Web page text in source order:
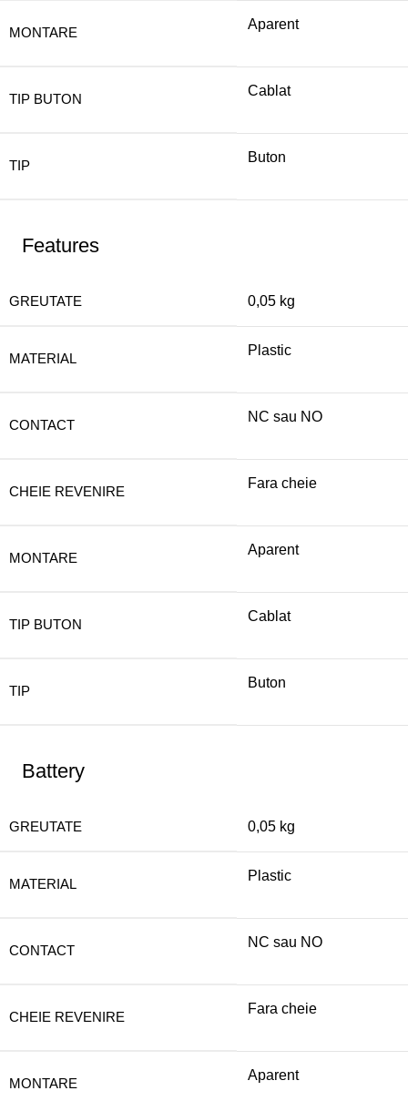
MONTARE
Aparent
TIP BUTON
Cablat
TIP
Buton
Features
GREUTATE 0,05 kg
MATERIAL
Plastic
CONTACT
NC sau NO
CHEIE REVENIRE
Fara cheie
MONTARE
Aparent
TIP BUTON
Cablat
TIP
Buton
Battery
GREUTATE 0,05 kg
MATERIAL
Plastic
CONTACT
NC sau NO
CHEIE REVENIRE
Fara cheie
MONTARE
Aparent